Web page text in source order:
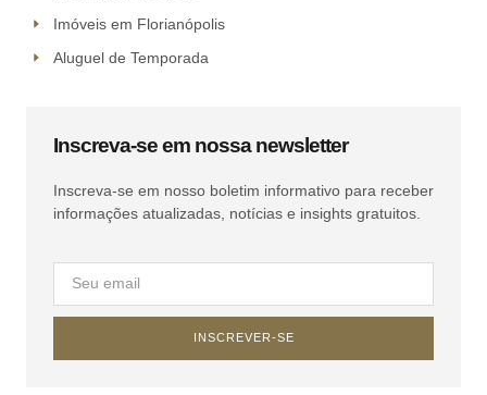
Imóveis em Florianópolis
Aluguel de Temporada
Inscreva-se em nossa newsletter
Inscreva-se em nosso boletim informativo para receber
informações atualizadas, notícias e insights gratuitos.
INSCREVER-SE